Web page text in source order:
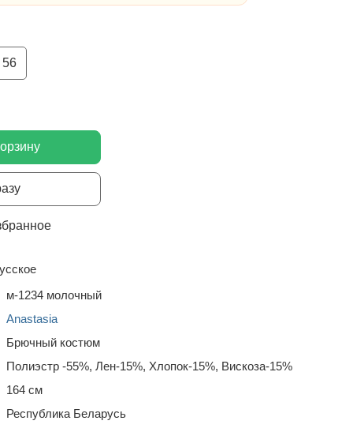
56
м-1234 молочный
Anastasia
Брючный костюм
Полиэстр -55%, Лен-15%, Хлопок-15%, Вискоза-15%
164 см
Республика Беларусь